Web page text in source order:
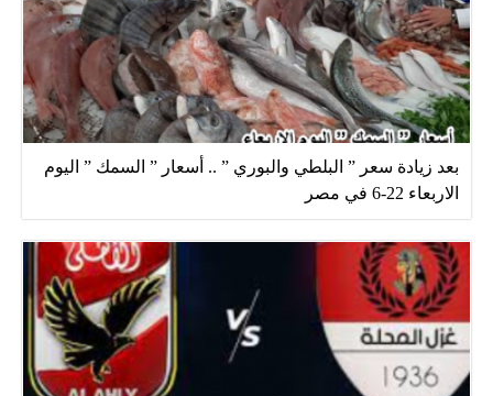
بعد زيادة سعر ” البلطي والبوري ” .. أسعار ” السمك ” اليوم
الاربعاء 22-6 في مصر